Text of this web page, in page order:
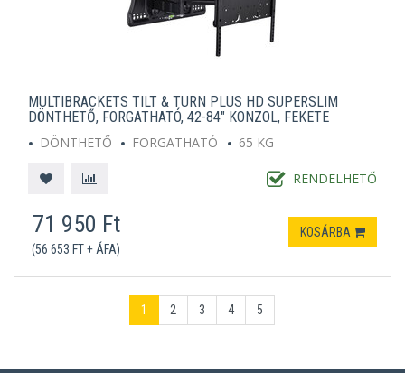
MULTIBRACKETS TILT & TURN PLUS HD SUPERSLIM
DÖNTHETŐ, FORGATHATÓ, 42-84" KONZOL, FEKETE
DÖNTHETŐ
FORGATHATÓ 65 KG
RENDELHETŐ
71 950 Ft
(56 653 FT + ÁFA)
KOSÁRBA
1 2 3 4 5